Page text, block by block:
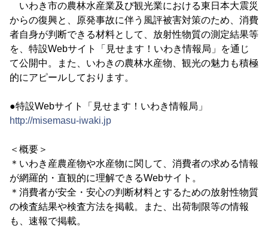
いわき市の農林水産業及び観光業における東日本大震災
からの復興と、原発事故に伴う風評被害対策のため、消費
者自身が判断できる材料として、放射性物質の測定結果等
を、特設Webサイト「見せます！いわき情報局」を通じ
て公開中。また、いわきの農林水産物、観光の魅力も積極
的にアピールしております。
●特設Webサイト「見せます！いわき情報局」
http://misemasu-iwaki.jp
＜概要＞
＊いわき産農産物や水産物に関して、消費者の求める情報
が網羅的・直観的に理解できるWebサイト。
＊消費者が安全・安心の判断材料とするための放射性物質
の検査結果や検査方法を掲載。また、出荷制限等の情報
も、速報で掲載。